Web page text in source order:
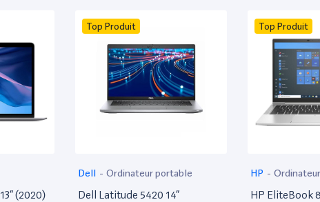
(2020)
Top Produit
Dell - Ordinateur portable
Dell Latitude 5420 14”
Top Produit
HP -
HP EliteBook